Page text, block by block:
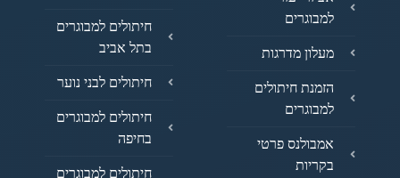
למבוגרים
מעלון מדרגות
הזמנת חיתולים
למבוגרים
אמבולנס פרטי
בקריות
חיתולים למבוגרים
בתל אביב
חיתולים לבני נוער
חיתולים למבוגרים
בחיפה
חיתולים למבוגרים